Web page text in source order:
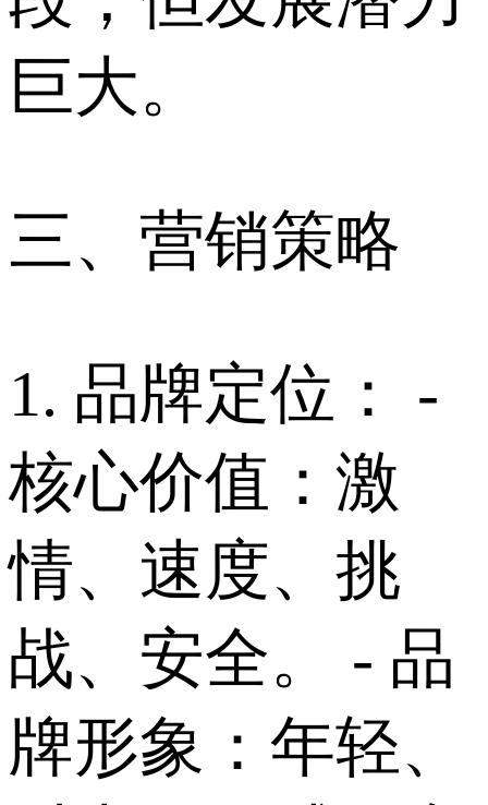
巨大。
三、营销策略
1. 品牌定位： -
核心价值：激
情、速度、挑
战、安全。 - 品
牌形象：年轻、